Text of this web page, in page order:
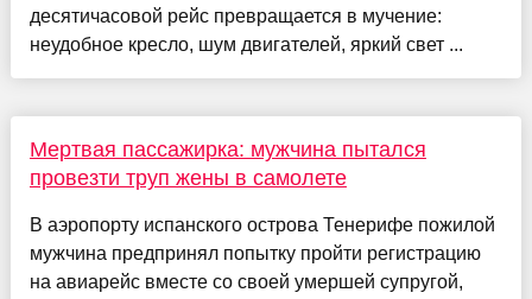
десятичасовой рейс превращается в мучение:
неудобное кресло, шум двигателей, яркий свет ...
Мертвая пассажирка: мужчина пытался
провезти труп жены в самолете
В аэропорту испанского острова Тенерифе пожилой
мужчина предпринял попытку пройти регистрацию
на авиарейс вместе со своей умершей супругой,